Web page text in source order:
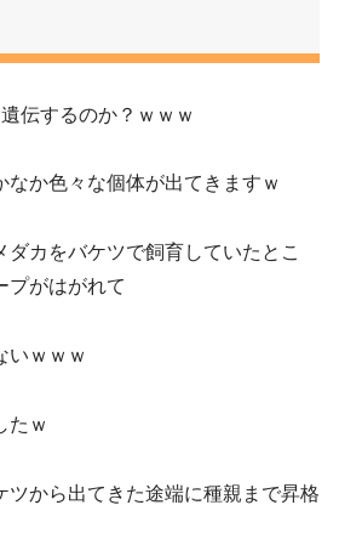
伝するのか？ｗｗｗ
なか色々な個体が出てきますｗ
ダカをバケツで飼育していたとこ
プがはがれて
いｗｗｗ
たｗ
ツから出てきた途端に種親まで昇格